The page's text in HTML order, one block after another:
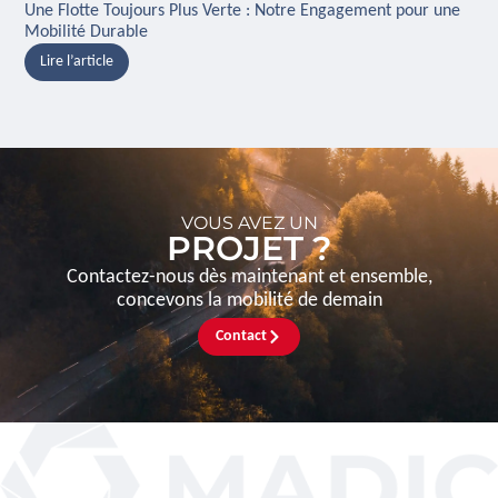
Une Flotte Toujours Plus Verte : Notre Engagement pour une
Mobilité Durable
Lire l’article
VOUS AVEZ UN
PROJET ?
Contactez-nous dès maintenant et ensemble,
concevons la mobilité de demain
Contact